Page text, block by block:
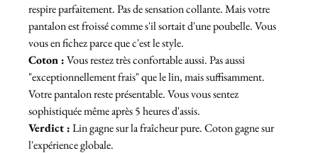
respire parfaitement. Pas de sensation collante. Mais votre
pantalon est froissé comme s'il sortait d'une poubelle. Vous
vous en fichez parce que c'est le style.
Coton : Vous restez très confortable aussi. Pas aussi
"exceptionnellement frais" que le lin, mais suffisamment.
Votre pantalon reste présentable. Vous vous sentez
sophistiquée même après 5 heures d'assis.
Verdict : Lin gagne sur la fraîcheur pure. Coton gagne sur
l'expérience globale.